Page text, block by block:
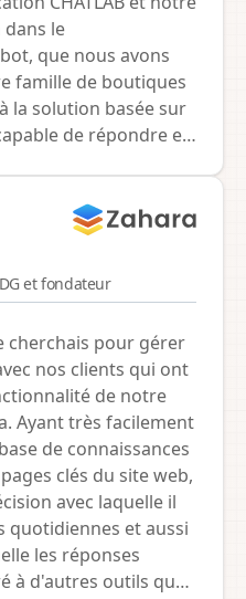
le
que nous avons
famille de boutiques
la solution basée sur
de répondre en
particulièrement à
de la connexion
SMEMA, qui a
et accéléré la
en ligne non
efficacité mais
des clients,
rapides et
Le support
tout
véritablement de
sur les
croyons qu'avec
plus proches de
et fondateur
cherchais pour gérer
nos clients qui ont
de notre
Ayant très facilement
de connaissances
clés du site web,
avec laquelle il
quotidiennes et aussi
les réponses
à d'autres outils que